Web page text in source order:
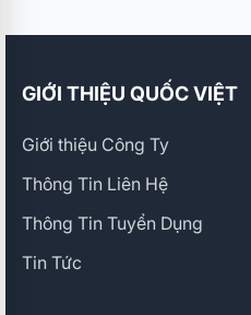
GIỚI THIỆU QUỐC VIỆT
Giới thiệu Công Ty
Thông Tin Liên Hệ
Thông Tin Tuyển Dụng
Tin Tức